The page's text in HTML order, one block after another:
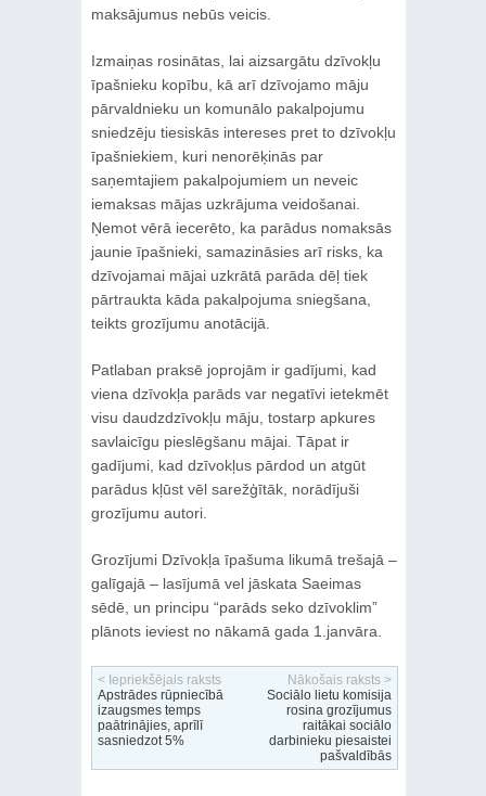
maksājumus nebūs veicis.
Izmaiņas rosinātas, lai aizsargātu dzīvokļu
īpašnieku kopību, kā arī dzīvojamo māju
pārvaldnieku un komunālo pakalpojumu
sniedzēju tiesiskās intereses pret to dzīvokļu
īpašniekiem, kuri nenorēķinās par
saņemtajiem pakalpojumiem un neveic
iemaksas mājas uzkrājuma veidošanai.
Ņemot vērā iecerēto, ka parādus nomaksās
jaunie īpašnieki, samazināsies arī risks, ka
dzīvojamai mājai uzkrātā parāda dēļ tiek
pārtraukta kāda pakalpojuma sniegšana,
teikts grozījumu anotācijā.
Patlaban praksē joprojām ir gadījumi, kad
viena dzīvokļa parāds var negatīvi ietekmēt
visu daudzdzīvokļu māju, tostarp apkures
savlaicīgu pieslēgšanu mājai. Tāpat ir
gadījumi, kad dzīvokļus pārdod un atgūt
parādus kļūst vēl sarežģītāk, norādījuši
grozījumu autori.
Grozījumi Dzīvokļa īpašuma likumā trešajā –
galīgajā – lasījumā vel jāskata Saeimas
sēdē, un principu “parāds seko dzīvoklim”
plānots ieviest no nākamā gada 1.janvāra.
< Iepriekšējais raksts
Apstrādes rūpniecībā
izaugsmes temps
paātrinājies, aprīlī
sasniedzot 5%
Nākošais raksts >
Sociālo lietu komisija
rosina grozījumus
raitākai sociālo
darbinieku piesaistei
pašvaldībās